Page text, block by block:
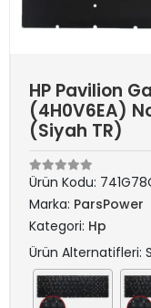
HP Pavilion
(4H0V6EA)
(Siyah TR)
Ürün Kodu:
Marka: ParsPower
Kategori: Hp
Ürün Alternatifleri: